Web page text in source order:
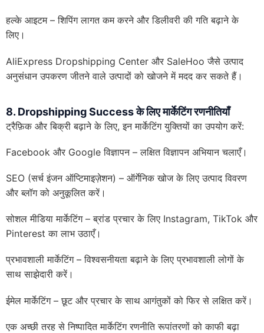
हल्के आइटम – शिपिंग लागत कम करने और डिलीवरी की गति बढ़ाने के
लिए।
AliExpress Dropshipping Center और SaleHoo जैसे उत्पाद
अनुसंधान उपकरण जीतने वाले उत्पादों को खोजने में मदद कर सकते हैं।
8. Dropshipping Success के लिए मार्केटिंग रणनीतियाँ
ट्रैफ़िक और बिक्री बढ़ाने के लिए, इन मार्केटिंग युक्तियों का उपयोग करें:
Facebook और Google विज्ञापन – लक्षित विज्ञापन अभियान चलाएँ।
SEO (सर्च इंजन ऑप्टिमाइज़ेशन) – ऑर्गेनिक खोज के लिए उत्पाद विवरण
और ब्लॉग को अनुकूलित करें।
सोशल मीडिया मार्केटिंग – ब्रांड प्रचार के लिए Instagram, TikTok और
Pinterest का लाभ उठाएँ।
प्रभावशाली मार्केटिंग – विश्वसनीयता बढ़ाने के लिए प्रभावशाली लोगों के
साथ साझेदारी करें।
ईमेल मार्केटिंग – छूट और प्रचार के साथ आगंतुकों को फिर से लक्षित करें।
एक अच्छी तरह से निष्पादित मार्केटिंग रणनीति रूपांतरणों को काफी बढ़ा